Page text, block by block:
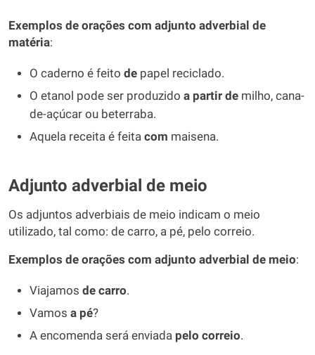
Exemplos de orações com adjunto adverbial de
matéria:
O caderno é feito de papel reciclado.
O etanol pode ser produzido a partir de milho, cana-
de-açúcar ou beterraba.
Aquela receita é feita com maisena.
Adjunto adverbial de meio
Os adjuntos adverbiais de meio indicam o meio
utilizado, tal como: de carro, a pé, pelo correio.
Exemplos de orações com adjunto adverbial de meio:
Viajamos de carro.
Vamos a pé?
A encomenda será enviada pelo correio.